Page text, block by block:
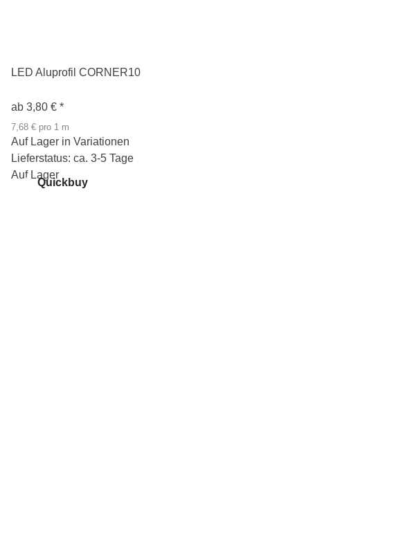
LED Aluprofil CORNER10
ab 3,80 € *
7,68 € pro 1 m
Auf Lager in Variationen
Lieferstatus: ca. 3-5 Tage
Quickbuy
Auf Lager